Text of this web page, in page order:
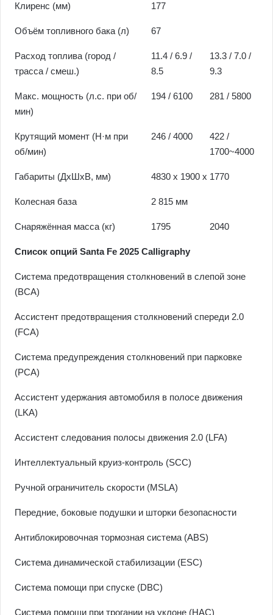
Клиренс (мм) 177
Объём топливного бака (л) 67
Расход топлива (город /
трасса / смеш.)
11.4 / 6.9 /
8.5
13.3 / 7.0 /
9.3
Макс. мощность (л.с. при об/
мин)
194 / 6100 281 / 5800
Крутящий момент (Н·м при
об/мин)
246 / 4000
422 /
1700~4000
Габариты (ДхШхВ, мм) 4830 x 1900 x 1770
Колесная база 2 815 мм
Снаряжённая масса (кг) 1795 2040
Список опций Santa Fe 2025 Calligraphy
Система предотвращения столкновений в слепой зоне
(BCA)
Ассистент предотвращения столкновений спереди 2.0
(FCA)
Система предупреждения столкновений при парковке
(PCA)
Ассистент удержания автомобиля в полосе движения
(LKA)
Ассистент следования полосы движения 2.0 (LFA)
Интеллектуальный круиз-контроль (SCC)
Ручной ограничитель скорости (MSLA)
Передние, боковые подушки и шторки безопасности
Антиблокировочная тормозная система (ABS)
Cистема динамической стабилизации (ESC)
Система помощи при спуске (DBC)
Система помощи при трогании на уклоне (HAC)